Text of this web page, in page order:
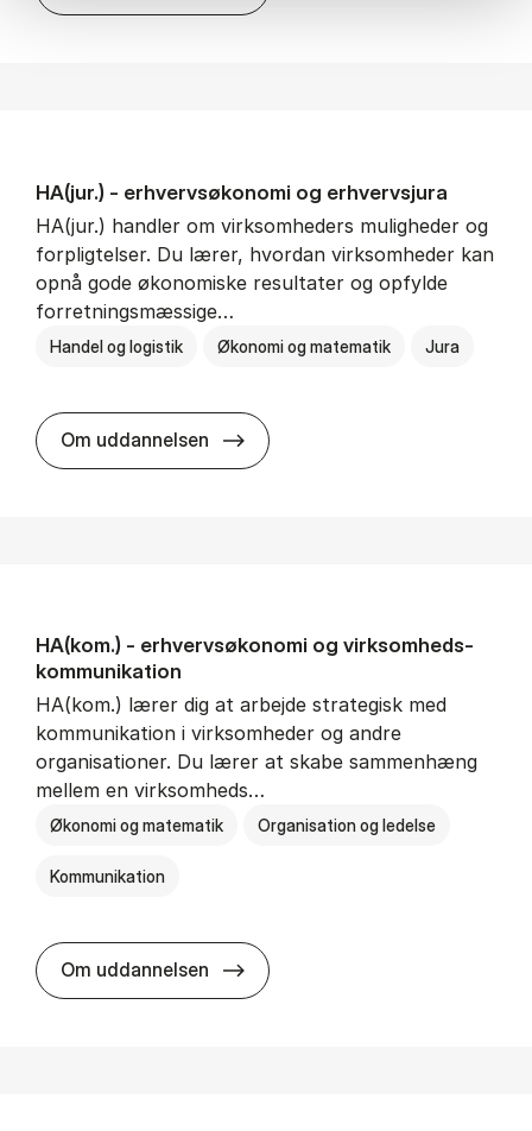
HA(jur.) - erhvervs­økonomi og erhvervs­jura
HA(jur.) handler om virksomheders muligheder og
forpligtelser. Du lærer, hvordan virksomheder kan
opnå gode økonomiske resultater og opfylde
forretningsmæssige…
Handel og logistik Økonomi og matematik Jura
Om uddannelsen HA(jur.) - erhvervs­økonomi og
HA(kom.) - erhvervs­økonomi og virksomheds­
kommunikation
HA(kom.) lærer dig at arbejde strategisk med
kommunikation i virksomheder og andre
organisationer. Du lærer at skabe sammenhæng
mellem en virksomheds…
Økonomi og matematik Organisation og ledelse
Kommunikation
Om uddannelsen HA(kom.) - erhvervs­økonomi